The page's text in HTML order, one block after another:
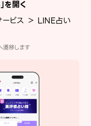
を開く
ビス ＞ LINE占い
移します